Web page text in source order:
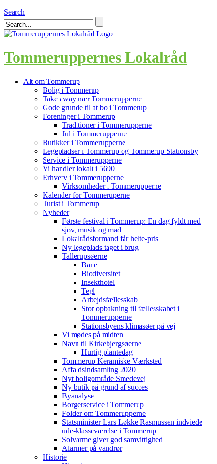
Search
Tommeruppernes Lokalråd
Alt om Tommerup
Bolig i Tommerup
Take away nær Tommerupperne
Gode grunde til at bo i Tommerup
Foreninger i Tommerup
Traditioner i Tommerupperne
Jul i Tommerupperne
Butikker i Tommerupperne
Legepladser i Tommerup og Tommerup Stationsby
Service i Tommerupperne
Vi handler lokalt i 5690
Erhverv i Tommerupperne
Virksomheder i Tommerupperne
Kalender for Tommeruperne
Turist i Tommerup
Nyheder
Første festival i Tommerup: En dag fyldt med
sjov, musik og mad
Lokalrådsformand får helte-pris
Ny legeplads taget i brug
Tallerupsøerne
Bane
Biodiversitet
Insekthotel
Tegl
Arbejdsfællesskab
Stor opbakning til fællesskabet i
Tommerupperne
Stationsbyens klimasøer på vej
Vi mødes på midten
Navn til Kirkebjergsøerne
Hurtig plantedag
Tommerup Keramiske Værksted
Affaldsindsamling 2020
Nyt boligområde Smedevej
Ny butik på grund af succes
Byanalyse
Borgerservice i Tommerup
Folder om Tommerupperne
Statsminister Lars Løkke Rasmussen indviede
ude-klasseværelse i Tommerup
Solvarme giver god samvittighed
Alarmer på vandrør
Historie